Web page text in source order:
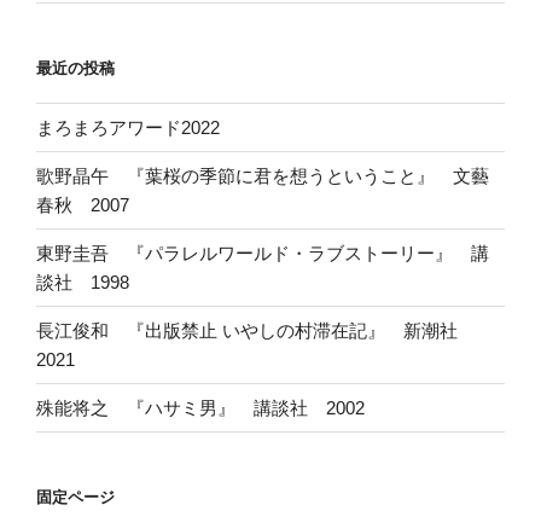
最近の投稿
まろまろアワード2022
歌野晶午 『葉桜の季節に君を想うということ』 文藝
春秋 2007
東野圭吾 『パラレルワールド・ラブストーリー』 講
談社 1998
長江俊和 『出版禁止 いやしの村滞在記』 新潮社
2021
殊能将之 『ハサミ男』 講談社 2002
固定ページ